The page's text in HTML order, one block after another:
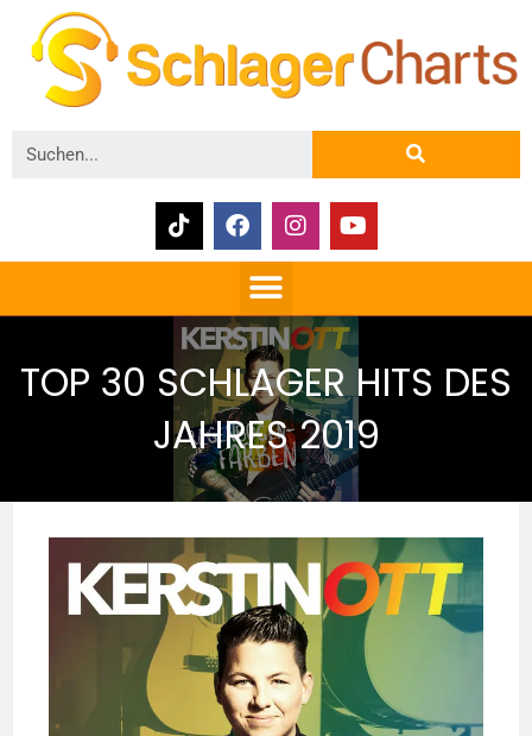
TOP 30 SCHLAGER HITS DES
JAHRES 2019